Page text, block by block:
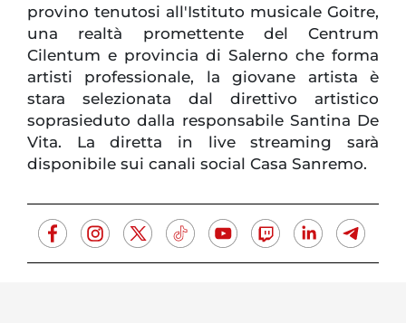
provino tenutosi all'Istituto musicale Goitre,
una realtà promettente del Centrum
Cilentum e provincia di Salerno che forma
artisti professionale, la giovane artista è
stara selezionata dal direttivo artistico
soprasieduto dalla responsabile Santina De
Vita. La diretta in live streaming sarà
disponibile sui canali social Casa Sanremo.